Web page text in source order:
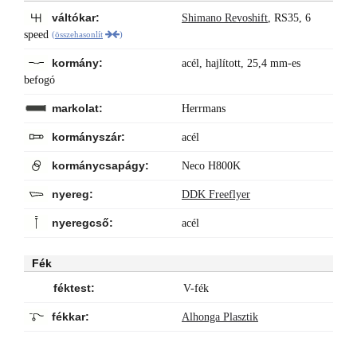
váltókar:
Shimano Revoshift RS35, 6
speed (összehasonlít )
kormány:
acél, hajlított, 25,4 mm-es
befogó
markolat: Herrmans
kormányszár: acél
kormánycsapágy: Neco H800K
nyereg: DDK Freeflyer
nyeregcső: acél
Fék
féktest:
V-fék
fékkar: Alhonga Plasztik